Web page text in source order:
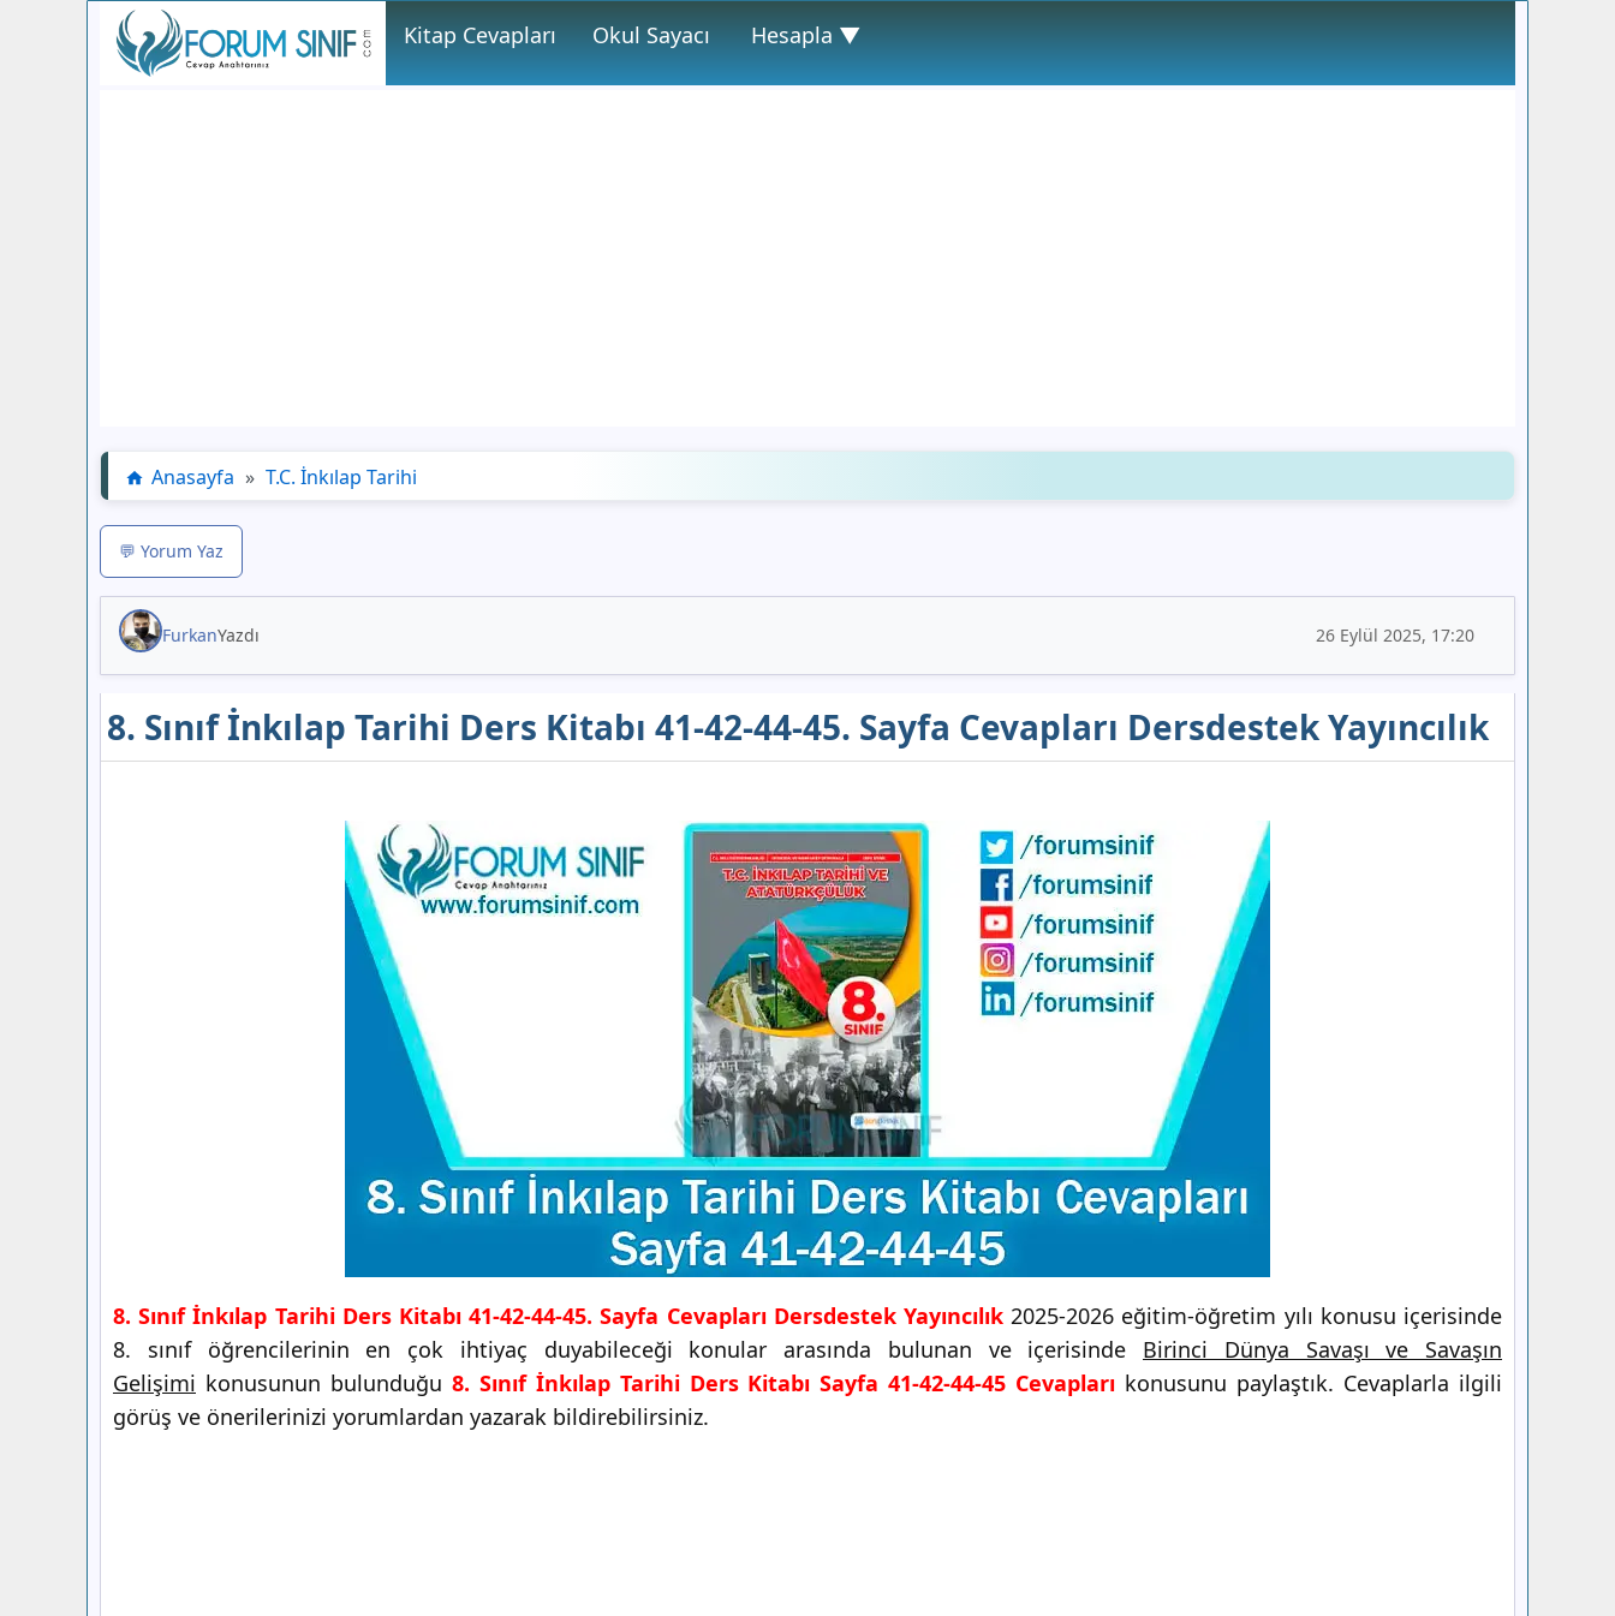
Kitap Cevapları Okul Sayacı Hesapla ▼
Anasayfa » T.C. İnkılap Tarihi
💬 Yorum Yaz
FurkanYazdı 26 Eylül 2025, 17:20
8. Sınıf İnkılap Tarihi Ders Kitabı 41-42-44-45. Sayfa Cevapları Dersdestek Yayıncılık
8. Sınıf İnkılap Tarihi Ders Kitabı 41-42-44-45. Sayfa Cevapları Dersdestek Yayıncılık 2025-2026 eğitim-öğretim yılı konusu içerisinde
8. sınıf öğrencilerinin en çok ihtiyaç duyabileceği konular arasında bulunan ve içerisinde Birinci Dünya Savaşı ve Savaşın
Gelişimi konusunun bulunduğu 8. Sınıf İnkılap Tarihi Ders Kitabı Sayfa 41-42-44-45 Cevapları konusunu paylaştık. Cevaplarla ilgili
görüş ve önerilerinizi yorumlardan yazarak bildirebilirsiniz.